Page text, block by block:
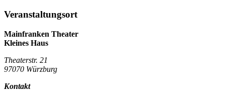
Veranstaltungsort
Mainfranken Theater
Kleines Haus
Theaterstr. 21
97070 Würzburg
Kontakt